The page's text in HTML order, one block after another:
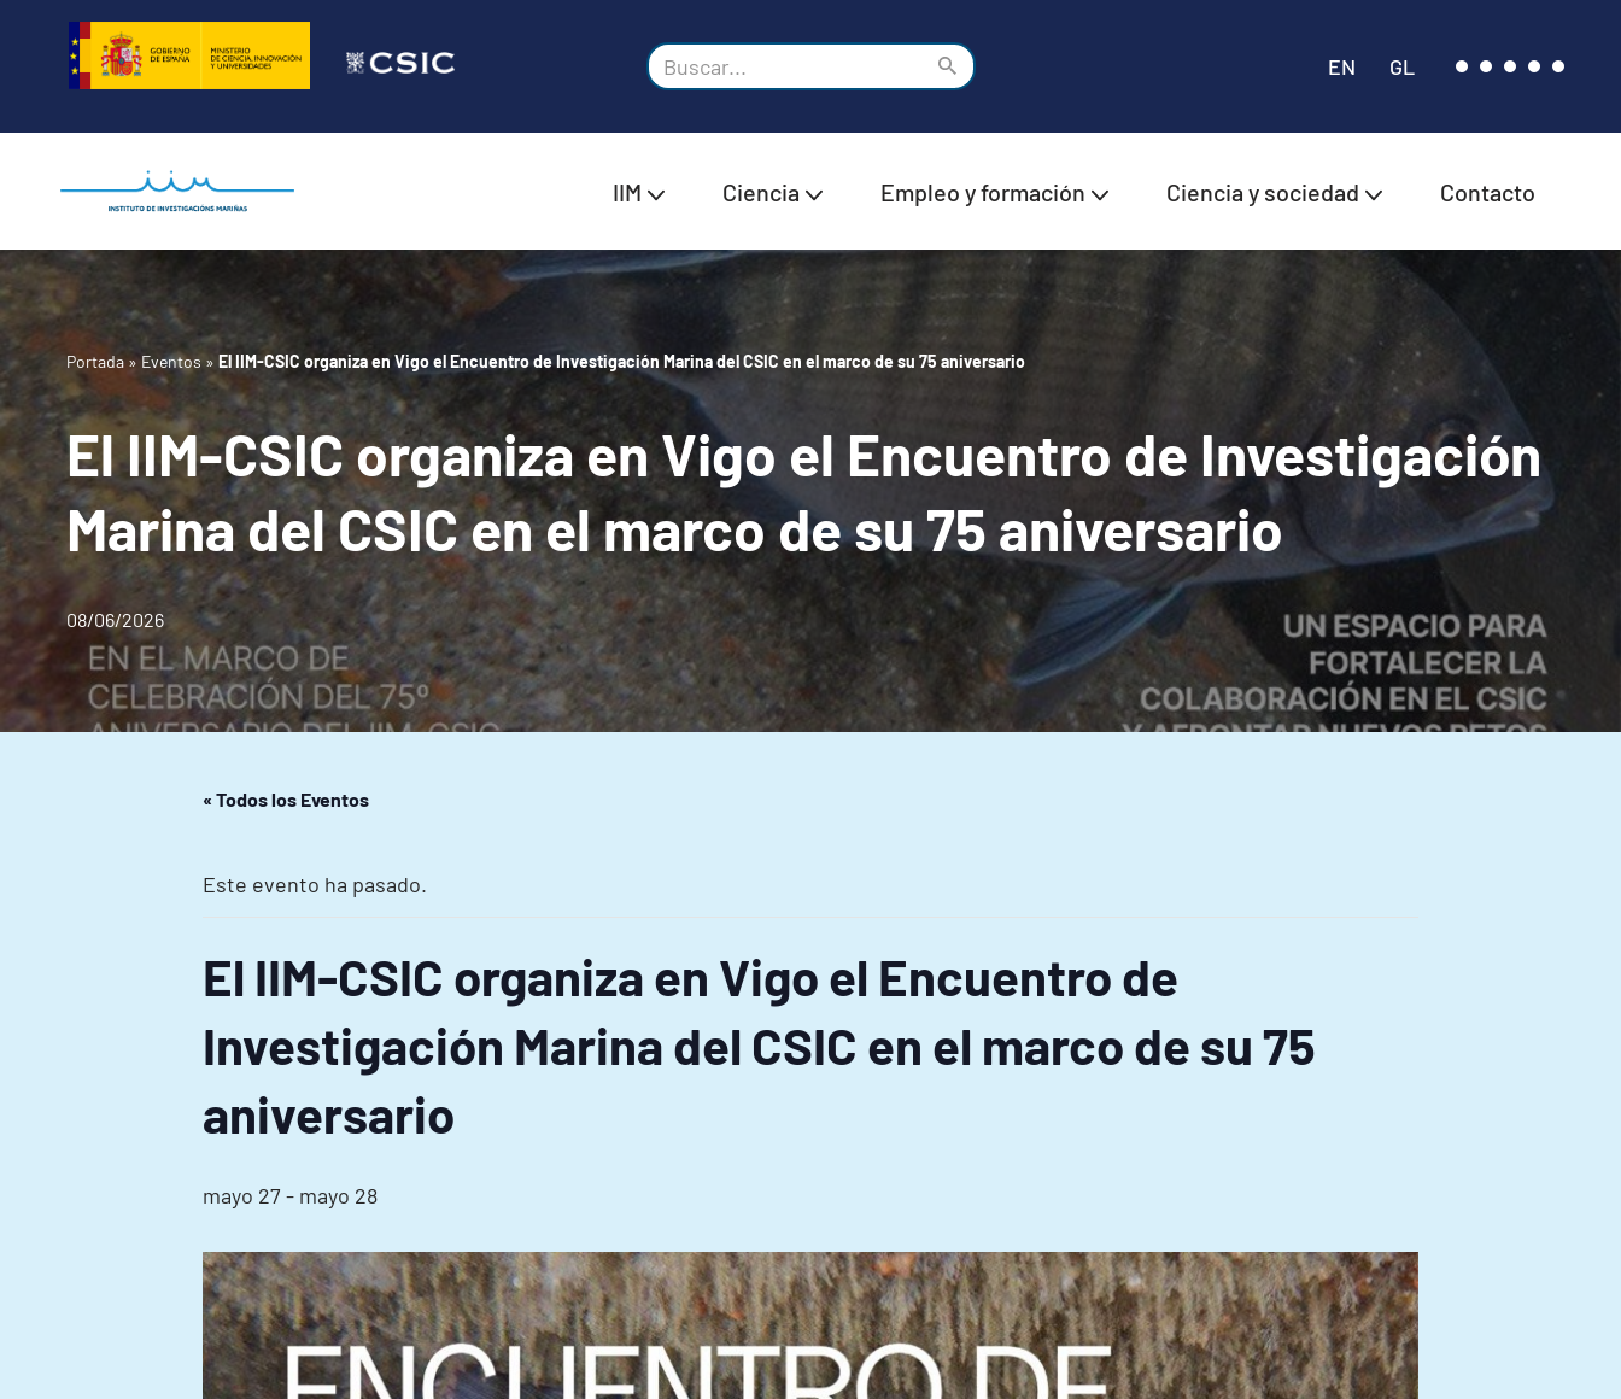
Saltar
contenido
EN GL
IIM Ciencia Empleo y formación Ciencia y sociedad Contacto
Portada»Eventos » El IIM-CSIC organiza en Vigo el Encuentro de Investigación Marina del CSIC en el marco de su 75 aniversario
El IIM-CSIC organiza en Vigo el Encuentro de Investigación
Marina del CSIC en el marco de su 75 aniversario
08/06/2026
« Todos los Eventos
Este evento ha pasado.
El IIM-CSIC organiza en Vigo el Encuentro de
Investigación Marina del CSIC en el marco de su 75
aniversario
mayo 27- mayo 28